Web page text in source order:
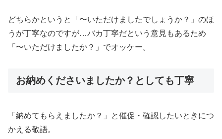
どちらかというと「〜いただけましたでしょうか？」のほ
うが丁寧なのですが…バカ丁寧だという意見もあるため
「〜いただけましたか？」でオッケー。
お納めくださいましたか？としても丁寧
「納めてもらえましたか？」と催促・確認したいときにつ
かえる敬語。